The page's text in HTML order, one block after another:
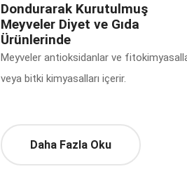
Dondurarak Kurutulmuş
Meyveler Diyet ve Gıda
Ürünlerinde
Meyveler antioksidanlar ve
veya bitki kimyasalları içerir.
Daha Fazla Oku